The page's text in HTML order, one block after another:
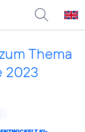
Thema
2023